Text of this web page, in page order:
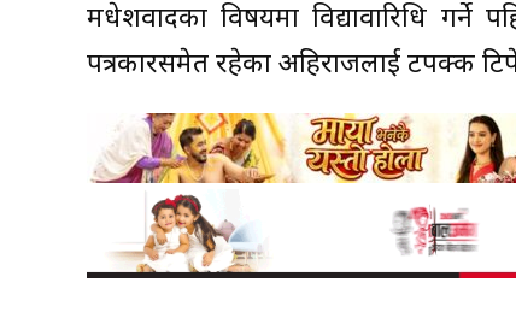
मधेशवादका विषयमा विद्यावारिधि
पत्रकारसमेत रहेका अहिराजलाई टपक्क